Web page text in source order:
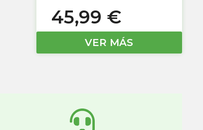
45,99 €
VER MÁS